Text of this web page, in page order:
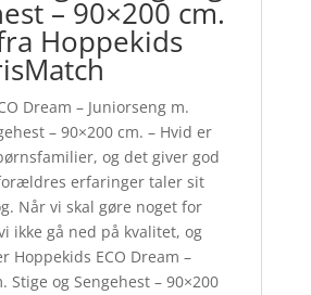
– 90×200 cm.
Hoppekids
Dream – Juniorseng m.
– 90×200 cm. – Hvid er
og det giver god
erfaringer taler sit
Når vi skal gøre noget for
ikke gå ned på kvalitet, og
Hoppekids ECO Dream –
Stige og Sengehest – 90×200